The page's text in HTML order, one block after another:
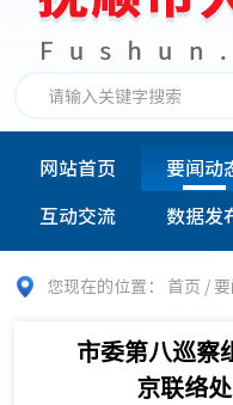
网站首页 要闻动
互动交流
数据发
您现在的位置： 首页 /
市委第八巡察
京联络